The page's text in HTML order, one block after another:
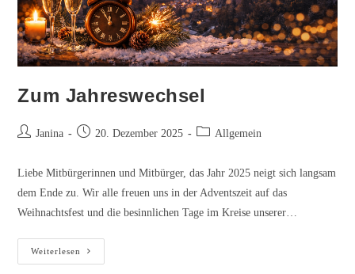
Zum Jahreswechsel
Beitrags-
Janina
Beitrag20. Dezember 2025
Beitrags-
Allgemein
Liebe Mitbürgerinnen und Mitbürger, das Jahr 2025 neigt sich langsam
dem Ende zu. Wir alle freuen uns in der Adventszeit auf das
Weihnachtsfest und die besinnlichen Tage im Kreise unserer…
Weiterlesen
Jahreswechsel